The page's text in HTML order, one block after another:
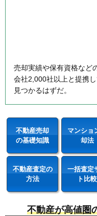
売却実績や保有資格など
会社2,000社以上と提携
見つかるはずだ。
不動産売却
の基礎知識
マンショ
却法
不動産査定の
方法
一括査定
ト比較
不動産が高値圏